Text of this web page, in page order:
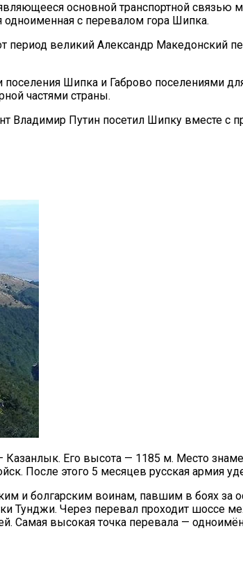
основной транспортной
с перевалом гора Шипка.
период великий Александр Македонский
Шипка и Габрово поселениями
частями страны.
Владимир Путин посетил Шипку вместе с
Его высота — 1185 м. Место
После этого 5 месяцев русская армия
и болгарским воинам, павшим в боях за
Тунджи. Через перевал проходит шоссе
Самая высокая точка перевала —